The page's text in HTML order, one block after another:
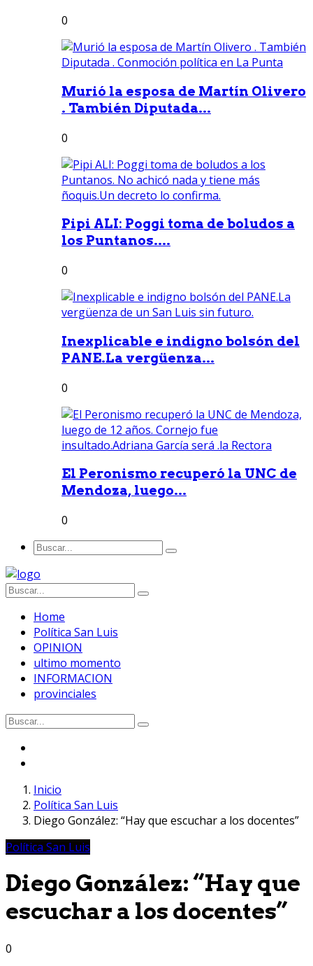
0
Murió la esposa de Martín Olivero
. También Diputada...
0
Pipi ALI: Poggi toma de boludos a
los Puntanos....
0
Inexplicable e indigno bolsón del
PANE.La vergüenza...
0
El Peronismo recuperó la UNC de
Mendoza, luego...
0
Home
Política San Luis
OPINION
ultimo momento
INFORMACION
provinciales
Inicio
Política San Luis
Diego González: “Hay que escuchar a los docentes”
Política San Luis
Diego González: “Hay que
escuchar a los docentes”
0